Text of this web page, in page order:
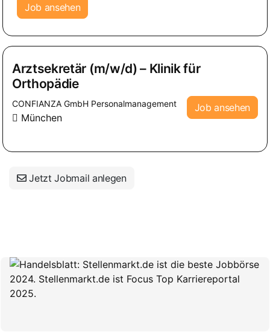
Job ansehen
Arztsekretär (m/w/d) – Klinik für
Orthopädie
CONFIANZA GmbH Personalmanagement
München
Job ansehen
Jetzt Jobmail anlegen